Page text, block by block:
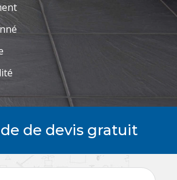
de devis gratuit